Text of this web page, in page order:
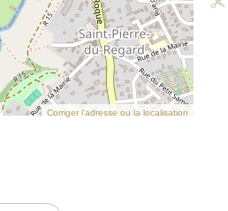
Corriger l’adresse ou la localisation